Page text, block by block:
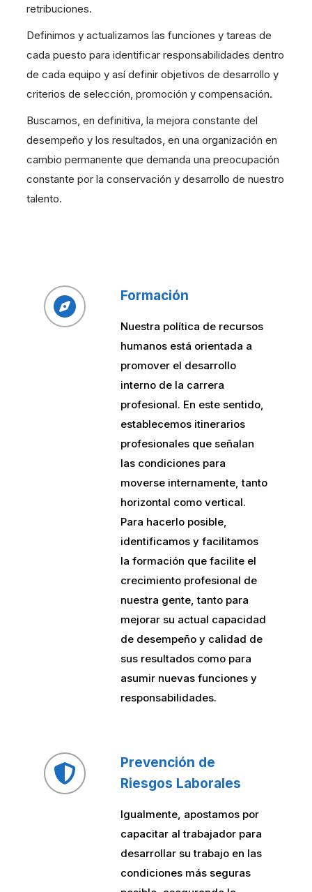
retribuciones.
Definimos y actualizamos las funciones y tareas de
cada puesto para identificar responsabilidades dentro
de cada equipo y así definir objetivos de desarrollo y
criterios de selección, promoción y compensación.
Buscamos, en definitiva, la mejora constante del
desempeño y los resultados, en una organización en
cambio permanente que demanda una preocupación
constante por la conservación y desarrollo de nuestro
talento.
Formación
Nuestra política de recursos
humanos está orientada a
promover el desarrollo
interno de la carrera
profesional. En este sentido,
establecemos itinerarios
profesionales que señalan
las condiciones para
moverse internamente, tanto
horizontal como vertical.
Para hacerlo posible,
identificamos y facilitamos
la formación que facilite el
crecimiento profesional de
nuestra gente, tanto para
mejorar su actual capacidad
de desempeño y calidad de
sus resultados como para
asumir nuevas funciones y
responsabilidades.
Prevención de
Riesgos Laborales
Igualmente, apostamos por
capacitar al trabajador para
desarrollar su trabajo en las
condiciones más seguras